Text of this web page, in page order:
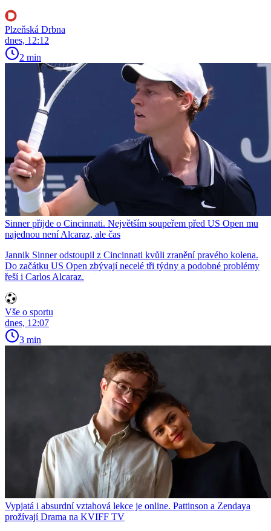
Plzeňská Drbna
dnes, 12:12
2 min
Sinner přijde o Cincinnati. Největším soupeřem před US Open mu
najednou není Alcaraz, ale čas
Jannik Sinner odstoupil z Cincinnati kvůli zranění pravého kolena.
Do začátku US Open zbývají necelé tři týdny a podobné problémy
řeší i Carlos Alcaraz.
Vše o sportu
dnes, 12:07
3 min
Vypjatá i absurdní vztahová lekce je online. Pattinson a Zendaya
prožívají Drama na KVIFF TV